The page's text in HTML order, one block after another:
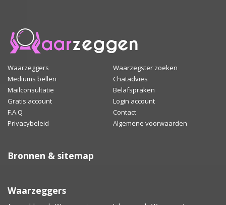
Waarzeggers
Waarzegster zoeken
Mediums bellen
Chatadvies
Mailconsultatie
Belafspraken
Gratis account
Login account
F.A.Q
Contact
Privacybeleid
Algemene voorwaarden
Bronnen & sitemap
Waarzeggers